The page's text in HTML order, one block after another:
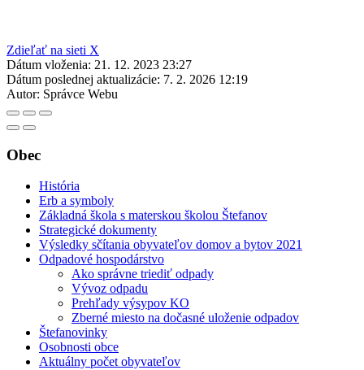
Zdieľať na sieti X
Dátum vloženia: 21. 12. 2023 23:27
Dátum poslednej aktualizácie: 7. 2. 2026 12:19
Autor: Správce Webu
Obec
História
Erb a symboly
Základná škola s materskou školou Štefanov
Strategické dokumenty
Výsledky sčítania obyvateľov domov a bytov 2021
Odpadové hospodárstvo
Ako správne triediť odpady
Vývoz odpadu
Prehľady výsypov KO
Zberné miesto na dočasné uloženie odpadov
Štefanovinky
Osobnosti obce
Aktuálny počet obyvateľov